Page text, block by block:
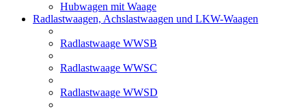
Hubwagen mit Waage
Radlastwaagen, Achslastwaagen und LKW-Waagen
Radlastwaage WWSB
Radlastwaage WWSC
Radlastwaage WWSD